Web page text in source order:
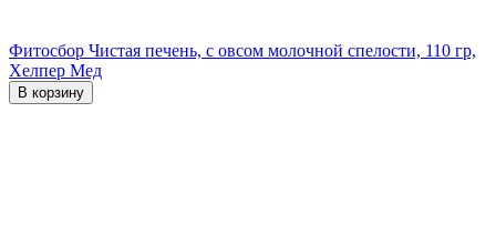
Фитосбор Чистая печень, с овсом молочной спелости, 110 гр,
Хелпер Мед
В корзину